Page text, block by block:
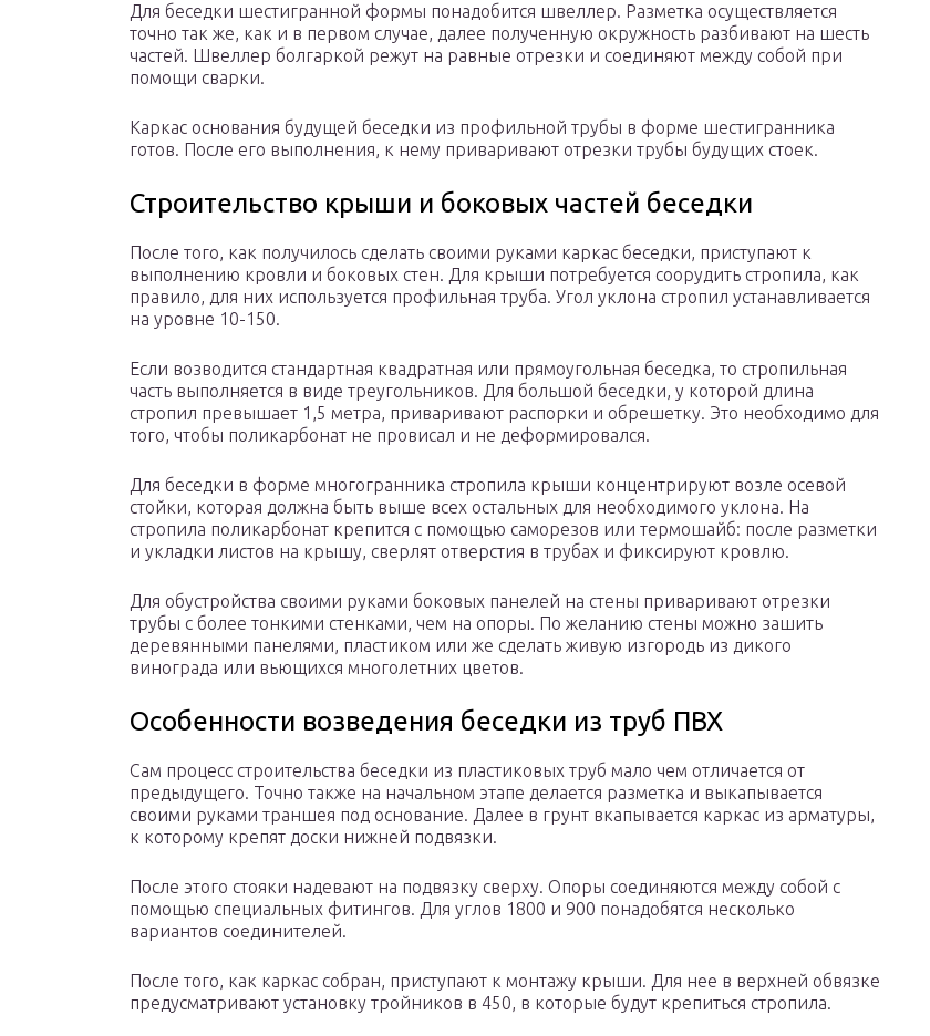
Для беседки шестигранной формы понадобится швеллер. Разметка осуществляется
точно так же, как и в первом случае, далее полученную окружность разбивают на шесть
частей. Швеллер болгаркой режут на равные отрезки и соединяют между собой при
помощи сварки.
Каркас основания будущей беседки из профильной трубы в форме шестигранника
готов. После его выполнения, к нему приваривают отрезки трубы будущих стоек.
Строительство крыши и боковых частей беседки
После того, как получилось сделать своими руками каркас беседки, приступают к
выполнению кровли и боковых стен. Для крыши потребуется соорудить стропила, как
правило, для них используется профильная труба. Угол уклона стропил устанавливается
на уровне 10-150.
Если возводится стандартная квадратная или прямоугольная беседка, то стропильная
часть выполняется в виде треугольников. Для большой беседки, у которой длина
стропил превышает 1,5 метра, приваривают распорки и обрешетку. Это необходимо для
того, чтобы поликарбонат не провисал и не деформировался.
Для беседки в форме многогранника стропила крыши концентрируют возле осевой
стойки, которая должна быть выше всех остальных для необходимого уклона. На
стропила поликарбонат крепится с помощью саморезов или термошайб: после разметки
и укладки листов на крышу, сверлят отверстия в трубах и фиксируют кровлю.
Для обустройства своими руками боковых панелей на стены приваривают отрезки
трубы с более тонкими стенками, чем на опоры. По желанию стены можно зашить
деревянными панелями, пластиком или же сделать живую изгородь из дикого
винограда или вьющихся многолетних цветов.
Особенности возведения беседки из труб ПВХ
Сам процесс строительства беседки из пластиковых труб мало чем отличается от
предыдущего. Точно также на начальном этапе делается разметка и выкапывается
своими руками траншея под основание. Далее в грунт вкапывается каркас из арматуры,
к которому крепят доски нижней подвязки.
После этого стояки надевают на подвязку сверху. Опоры соединяются между собой с
помощью специальных фитингов. Для углов 1800 и 900 понадобятся несколько
вариантов соединителей.
После того, как каркас собран, приступают к монтажу крыши. Для нее в верхней обвязке
предусматривают установку тройников в 450, в которые будут крепиться стропила.